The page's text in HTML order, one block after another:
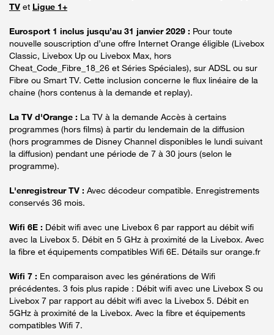
TV et Ligue 1+
Eurosport 1 inclus jusqu’au 31 janvier 2029 : Pour toute
nouvelle souscription d’une offre Internet Orange éligible (Livebox
Classic, Livebox Up ou Livebox Max, hors
Cheat_Code_Fibre_18_26 et Séries Spéciales), sur ADSL ou sur
Fibre ou Smart TV. Cette inclusion concerne le flux linéaire de la
chaine (hors contenus à la demande et replay).
La TV d'Orange : La TV à la demande Accès à certains
programmes (hors films) à partir du lendemain de la diffusion
(hors programmes de Disney Channel disponibles le lundi suivant
la diffusion) pendant une période de 7 à 30 jours (selon le
programme).
L'enregistreur TV : Avec décodeur compatible. Enregistrements
conservés 36 mois.
Wifi 6E : Débit wifi avec une Livebox 6 par rapport au débit wifi
avec la Livebox 5. Débit en 5 GHz à proximité de la Livebox. Avec
la fibre et équipements compatibles Wifi 6E. Détails sur orange.fr
Wifi 7 : En comparaison avec les générations de Wifi
précédentes. 3 fois plus rapide : Débit wifi avec une Livebox S ou
Livebox 7 par rapport au débit wifi avec la Livebox 5. Débit en
5GHz à proximité de la Livebox. Avec la fibre et équipements
compatibles Wifi 7.